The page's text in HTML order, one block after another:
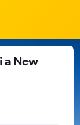
a New